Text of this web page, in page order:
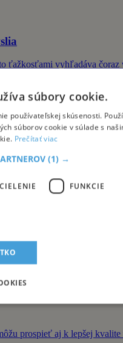
ťažkosťami vyhľadáva čoraz
zážitkoch či zábave
sa!
MP3.
prospieť aj k lepšej kvalite
súbory cookie.
používateľskej skúsenosti.
súborov cookie v súlade s
Prečítať viac
(1) →
CIELENIE FUNKCIE